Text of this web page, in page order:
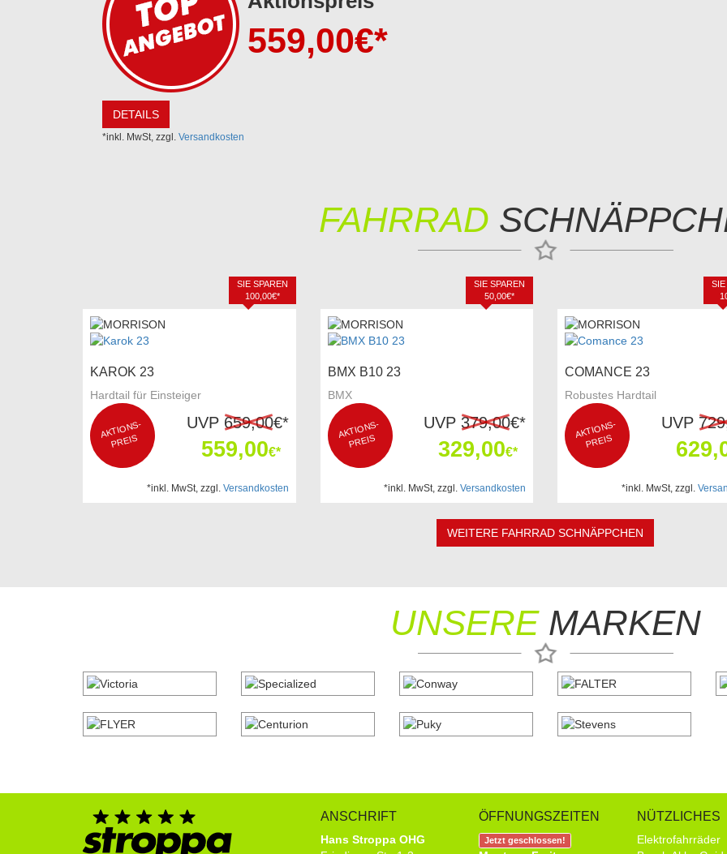
559,00€*
DETAILS
*inkl. MwSt, zzgl. Versandkosten
FAHRRAD
KAROK 23
Hardtail für Einsteiger
AKTI
O
NS-
P
REIS
UVP 659,00€*
559,00€*
SIE SPAREN
100,00€*
*inkl. MwSt, zzgl. Versandkosten
BMX B10 23
BMX
AKTI
O
NS-
P
REIS
UVP 379,00€*
329,00€*
SIE SPAREN
50,00€*
*inkl. MwSt, zzgl. Versandkosten
COMANCE 23
Robustes Hardtail
AKTI
O
NS-
P
REIS
UVP
SIE
*inkl. MwSt, zzgl.
WEITERE FAHRRAD SCHNÄPPCHEN
UNSEREMARKEN
ANSCHRIFT
Hans Stroppa OHG
ÖFFNUNGSZEITEN
Jetzt geschlossen!
NÜTZLICHES
Elektrofahrräder